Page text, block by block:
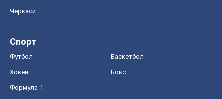
Черкаси
Спорт
Футбол Баскетбол
Хокей Бокс
Формула-1